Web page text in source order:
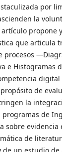
por
la
propone
que articula
procesos
e Histogramas
digital
de
la
programas de
sobre
de